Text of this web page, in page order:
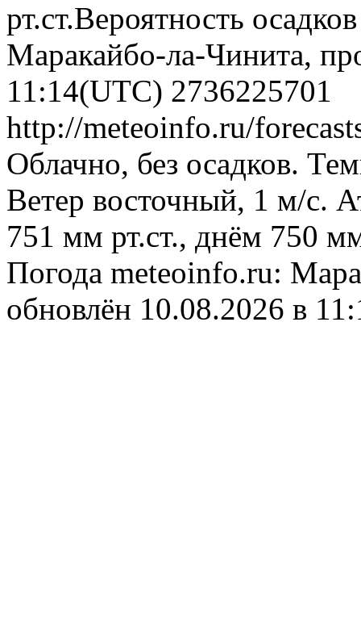
рт.ст.Вероятность
Маракайбо-ла-Чинита,
11:14(UTC) 2736225701
http://meteoinfo.ru/
Облачно, без осадков.
Ветер восточный, 1 м/с.
751 мм рт.ст., днём 750
Погода meteoinfo.ru:
обновлён 10.08.2026 в